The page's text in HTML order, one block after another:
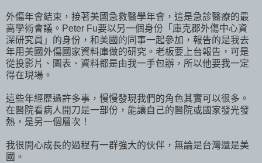
外傷年會結束，接著美國急救醫學年會，這是急診醫療的最
高學術會議。Peter Fu要以另一個身份「庫克郡外傷中心資
深研究員」的身份，和美國的同事一起參加，報告的是我去
年用美國外傷國家資料庫做的研究。老板要上台報告，可是
從投影片、圖表、資料都是由我一手包辦，所以他要我一定
得在現場。
這些年經歷過許多事，慢慢發現我們的角色其實可以很多。
在醫院看病人開刀是一部份，能讓自己的醫院或國家發光發
熱，是另一個層次！
我很開心成長的過程有一群強大的伙伴，無論是台灣還是美
國。